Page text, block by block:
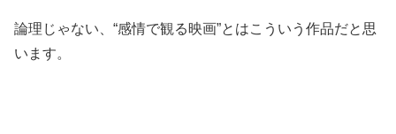
論理じゃない、“感情で観る映画”とはこういう作品だと思
います。